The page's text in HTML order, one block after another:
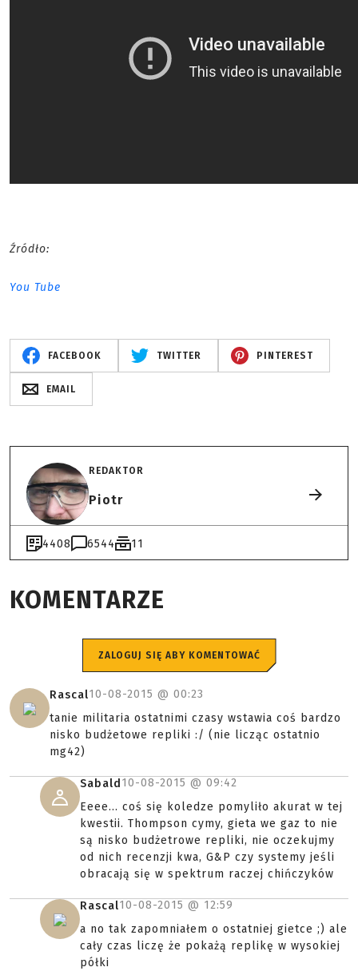
Źródło:
You Tube
FACEBOOK TWITTER PINTEREST
EMAIL
REDAKTOR
Piotr
4408 6544 11
KOMENTARZE
ZALOGUJ SIĘ ABY KOMENTOWAĆ
Rascal10-08-2015 @ 00:23
tanie militaria ostatnimi czasy wstawia coś bardzo
nisko budżetowe repliki :/ (nie licząc ostatnio
mg42)
Sabald 10-08-2015 @ 09:42
Eeee... coś się koledze pomyliło akurat w tej
kwestii. Thompson cymy, gieta we gaz to nie
są nisko budżetrowe repliki, nie oczekujmy
od nich recenzji kwa, G&P czy systemy jeśli
obracają się w spektrum raczej chińczyków
Rascal10-08-2015 @ 12:59
a no tak zapomniałem o ostatniej gietce ;) ale
cały czas liczę że pokażą replikę w wysokiej
półki